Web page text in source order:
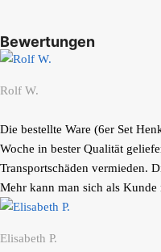
Bewertungen
Rolf W.
Die bestellte Ware (6er Set
Woche in bester Qualität
Transportschäden vermieden.
Mehr kann man sich als Kunde
Elisabeth P.